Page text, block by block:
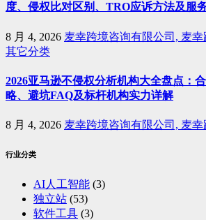
度、侵权比对区别、TRO应诉方法及服
8 月 4, 2026 麦幸跨境咨询有限公司, 麦幸
其它分类
2026亚马逊不侵权分析机构大全盘点：
略、避坑FAQ及标杆机构实力详解
8 月 4, 2026 麦幸跨境咨询有限公司, 麦幸
行业分类
AI人工智能 (3)
独立站 (53)
软件工具 (3)